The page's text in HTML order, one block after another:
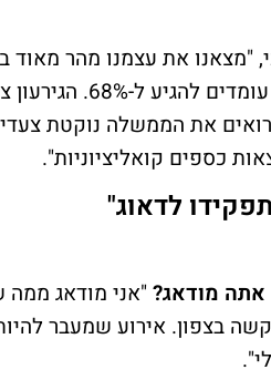
"מצאנו את עצמנו מהר מאוד
טוב, וזה מה שמטריד את השוק. מיחס תוצר
רואים את הממשלה נוקטת
כספים קואליציוניות".
לדאוג"
מודאג?"אני מודאג
בצפון. אירוע שמעבר